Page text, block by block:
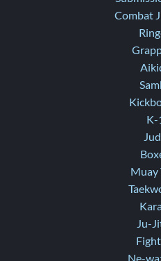
Combat
K-
Muay
Ju-
Ne-